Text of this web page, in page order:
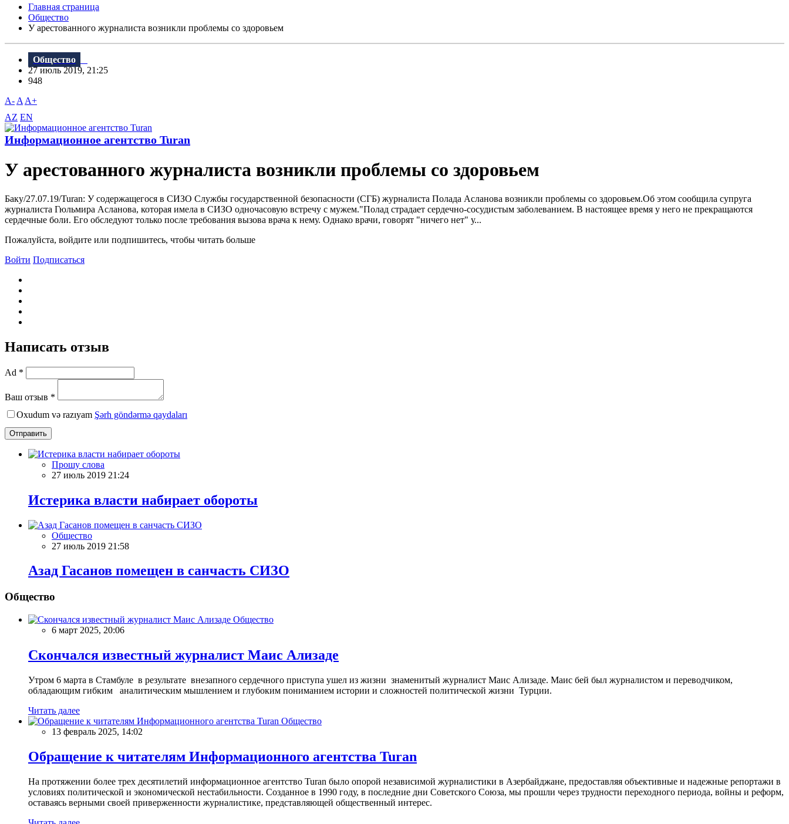
Главная страница
Общество
У арестованного журналиста возникли проблемы со здоровьем
Общество
27 июль 2019, 21:25
948
A- A A+
AZ EN
Информационное агентство Turan
У арестованного журналиста возникли проблемы со здоровьем
Баку/27.07.19/Turan: У содержащегося в СИЗО Службы государственной безопасности (СГБ) журналиста Полада Асланова возникли проблемы со здоровьем.Об этом сообщила супруга
журналиста Гюльмира Асланова, которая имела в СИЗО одночасовую встречу с мужем."Полад страдает сердечно-сосудистым заболеванием. B настоящее время у него не прекращаются
сердечные боли. Его обследуют только после требования вызова врача к нему. Однако врачи, говорят "ничего нет" у...
Пожалуйста, войдите или подпишитесь, чтобы читать больше
Войти Подписаться
Написать отзыв
Ad *
Ваш отзыв *
Oxudum və razıyam Şərh göndərmə qaydaları
Отправить
Прошу слова
27 июль 2019 21:24
Истерика власти набирает обороты
Общество
27 июль 2019 21:58
Азад Гасанов помещен в санчасть СИЗО
Общество
Общество
6 март 2025, 20:06
Скончался известный журналист Маис Ализаде
Утром 6 марта в Стамбуле в результате внезапного сердечного приступа ушел из жизни знаменитый журналист Маис Ализаде. Маис бей был журналистом и переводчиком,
обладающим гибким аналитическим мышлением и глубоким пониманием истории и сложностей политической жизни Турции.
Читать далее
Общество
13 февраль 2025, 14:02
Обращение к читателям Информационного агентства Turan
На протяжении более трех десятилетий информационное агентство Turan было опорой независимой журналистики в Азербайджане, предоставляя объективные и надежные репортажи в
условиях политической и экономической нестабильности. Созданное в 1990 году, в последние дни Советского Союза, мы прошли через трудности переходного периода, войны и реформ,
оставаясь верными своей приверженности журналистике, представляющей общественный интерес.